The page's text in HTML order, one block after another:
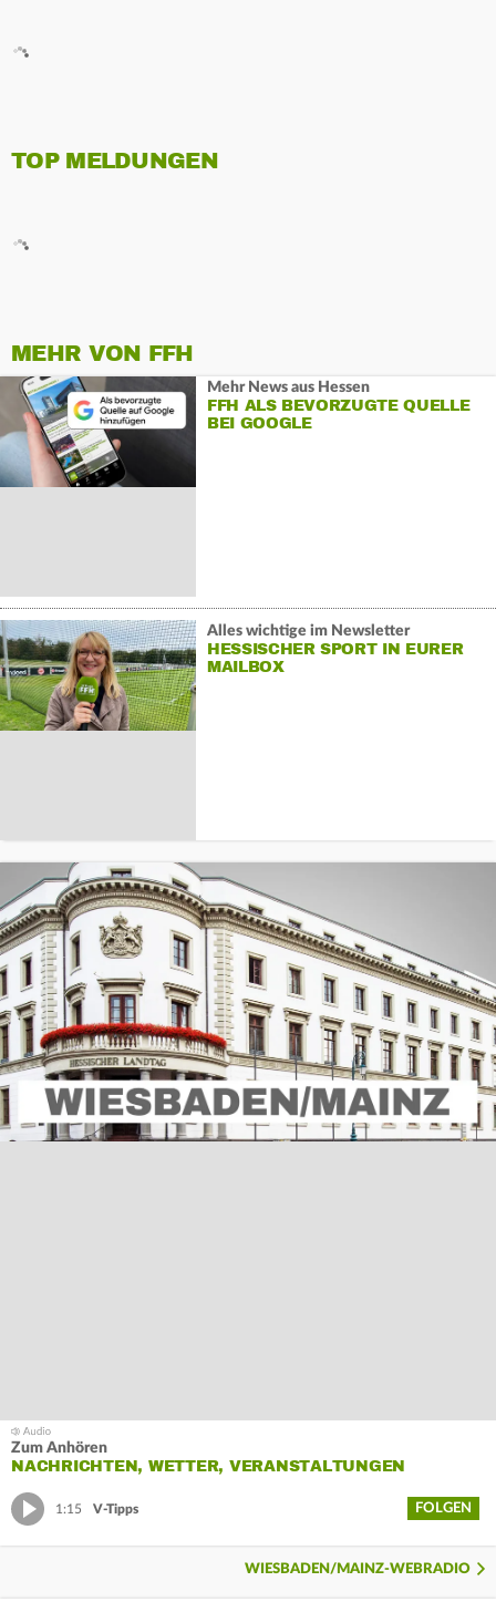
TOP MELDUNGEN
MEHR VON FFH
Mehr News aus Hessen
FFH ALS BEVORZUGTE QUELLE
BEI GOOGLE
Alles wichtige im Newsletter
HESSISCHER SPORT IN EURER
MAILBOX
Zum Anhören
NACHRICHTEN, WETTER, VERANSTALTUNGEN
1:15 V-Tipps FOLGEN
WIESBADEN/MAINZ-WEBRADIO